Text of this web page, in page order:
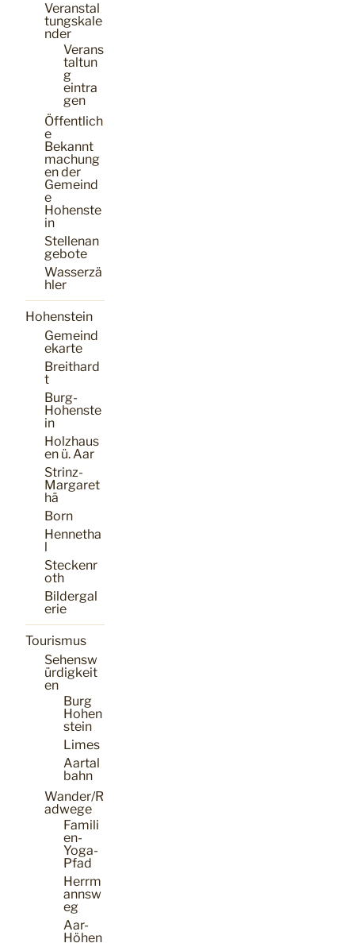
Veranstal
tungskale
nder
Verans
taltun
g
eintra
gen
Öffentlich
e
Bekannt
machung
en der
Gemeind
e
Hohenste
in
Stellenan
gebote
Wasserzä
hler
Hohenstein
Gemeind
ekarte
Breithard
t
Burg-
Hohenste
in
Holzhaus
en ü. Aar
Strinz-
Margaret
hä
Born
Hennetha
l
Steckenr
oth
Bildergal
erie
Tourismus
Sehensw
ürdigkeit
en
Burg
Hohen
stein
Limes
Aartal
bahn
Wander/R
adwege
Famili
en-
Yoga-
Pfad
Herrm
annsw
eg
Aar-
Höhen